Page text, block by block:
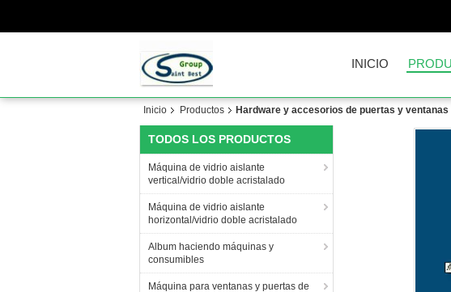
INICIO
Inicio Productos Hardware y accesorios de puertas y ventanas
TODOS LOS PRODUCTOS
Máquina de vidrio aislante
vertical/vidrio doble acristalado
Máquina de vidrio aislante
horizontal/vidrio doble acristalado
Album haciendo máquinas y
consumibles
Máquina para ventanas y puertas de